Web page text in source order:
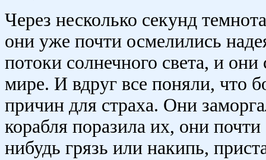
Через несколько секунд
они уже почти осмелились
потоки солнечного света, и
мире. И вдруг все поняли, что
причин для страха. Они
корабля поразила их, они
нибудь грязь или накипь,